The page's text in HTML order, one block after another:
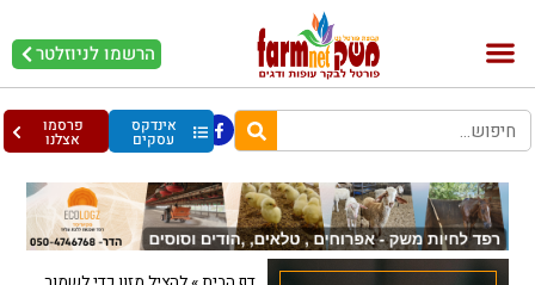
הרשמו לניוזלטר
אינדקס
עסקים
פרסמו
אצלנו